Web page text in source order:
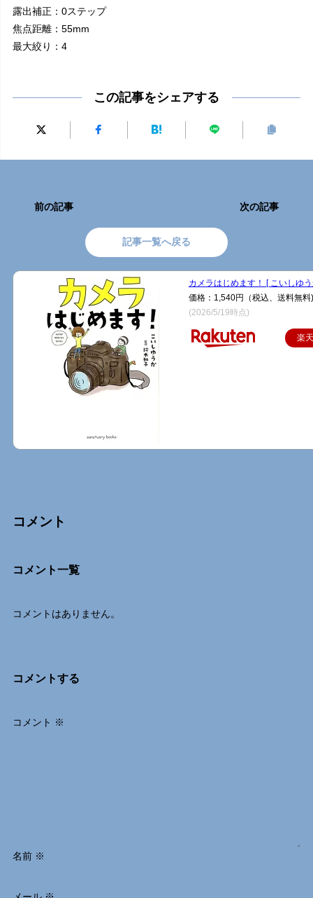
露出補正：0ステップ
焦点距離：55mm
最大絞り：4
この記事をシェアする
前の記事
記事一覧へ戻る
次の記事
カメラはじめます！ [ こいしゆ
価格：1,540円（税込、送料無料)
(2026/5/19時点)
楽
コメント
コメント一覧
コメントはありません。
コメントする
コメント ※
名前 ※